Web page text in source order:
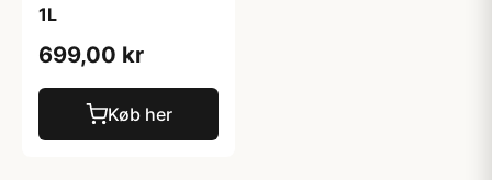
1L
699,00 kr
Køb her